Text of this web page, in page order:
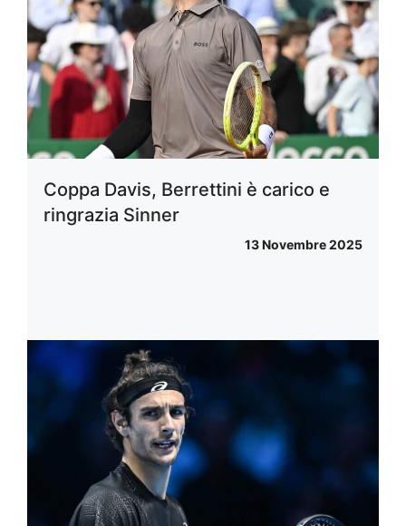
Coppa Davis, Berrettini è carico e
ringrazia Sinner
13 Novembre 2025